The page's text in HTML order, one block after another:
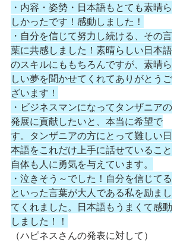
・内容・姿勢・日本語もとても素晴ら
しかったです！感動しました！
・自分を信じて努力し続ける、その言
葉に共感しました！素晴らしい日本語
のスキルにももちろんですが、素晴ら
しい夢を聞かせてくれてありがとうご
ざいます！
・ビジネスマンになってタンザニアの
発展に貢献したいと、本当に希望で
す。タンザニアの方にとって難しい日
本語をこれだけ上手に話せていること
自体も人に勇気を与えています。
・泣きそう～でした！自分を信じてる
といった言葉が大人である私を励まし
てくれました。日本語もうまくて感動
しました！！
（ハピネスさんの発表に対して）